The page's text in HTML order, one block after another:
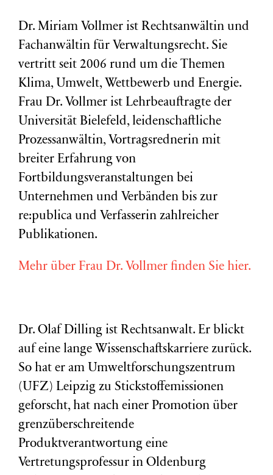
Dr. Miriam Vollmer ist Rechtsanwältin und
Fachanwältin für Verwaltungsrecht. Sie
vertritt seit 2006 rund um die Themen
Klima, Umwelt, Wettbewerb und Energie.
Frau Dr. Vollmer ist Lehrbeauftragte der
Universität Bielefeld, leidenschaftliche
Prozessanwältin, Vortragsrednerin mit
breiter Erfahrung von
Fortbildungsveranstaltungen bei
Unternehmen und Verbänden bis zur
re:publica und Verfasserin zahlreicher
Publikationen.
Mehr über Frau Dr. Vollmer finden Sie hier.
Dr. Olaf Dilling ist Rechtsanwalt. Er blickt
auf eine lange Wissenschaftskarriere zurück.
So hat er am Umweltforschungszentrum
(UFZ) Leipzig zu Stickstoffemissionen
geforscht, hat nach einer Promotion über
grenzüberschreitende
Produktverantwortung eine
Vertretungsprofessur in Oldenburg